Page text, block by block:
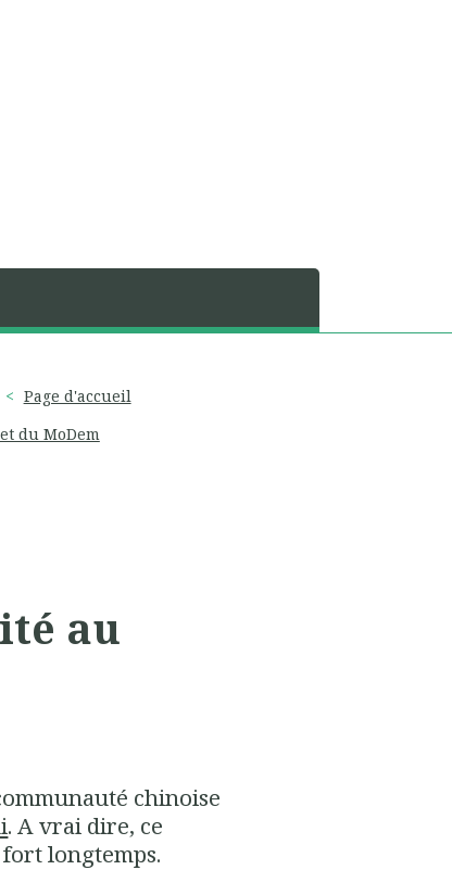
Page d'accueil
du MoDem
au
chinoise
. A vrai dire, ce
longtemps.